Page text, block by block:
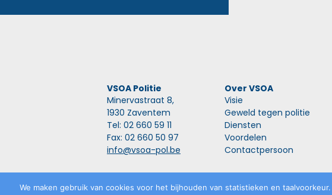
We maken gebruik van cookies voor het bijhouden van statistieken en
VSOA Politie
Minervastraat 8,
1930 Zaventem
Tel: 02 660 59 11
Fax: 02 660 50 97
info@vsoa-pol.be
Over VSOA
Visie
Geweld tegen politie
Diensten
Voordelen
Contactpersoon
Privacyverklaring 2026